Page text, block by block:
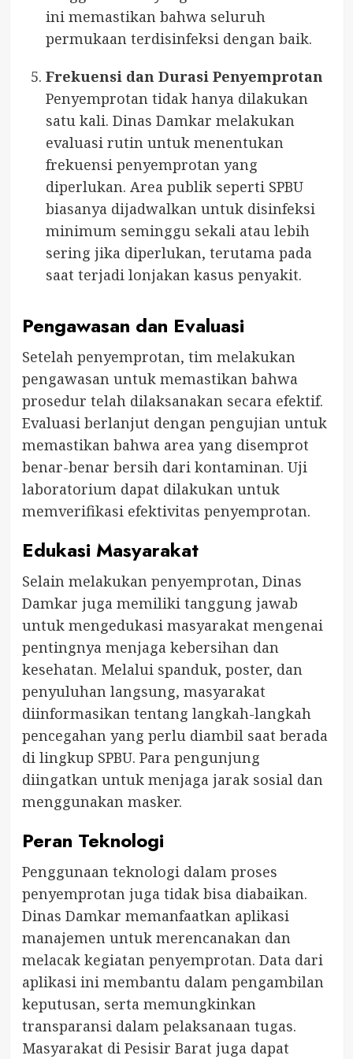
ini memastikan bahwa seluruh
permukaan terdisinfeksi dengan baik.
Frekuensi dan Durasi Penyemprotan
Penyemprotan tidak hanya dilakukan
satu kali. Dinas Damkar melakukan
evaluasi rutin untuk menentukan
frekuensi penyemprotan yang
diperlukan. Area publik seperti SPBU
biasanya dijadwalkan untuk disinfeksi
minimum seminggu sekali atau lebih
sering jika diperlukan, terutama pada
saat terjadi lonjakan kasus penyakit.
Pengawasan dan Evaluasi
Setelah penyemprotan, tim melakukan
pengawasan untuk memastikan bahwa
prosedur telah dilaksanakan secara efektif.
Evaluasi berlanjut dengan pengujian untuk
memastikan bahwa area yang disemprot
benar-benar bersih dari kontaminan. Uji
laboratorium dapat dilakukan untuk
memverifikasi efektivitas penyemprotan.
Edukasi Masyarakat
Selain melakukan penyemprotan, Dinas
Damkar juga memiliki tanggung jawab
untuk mengedukasi masyarakat mengenai
pentingnya menjaga kebersihan dan
kesehatan. Melalui spanduk, poster, dan
penyuluhan langsung, masyarakat
diinformasikan tentang langkah-langkah
pencegahan yang perlu diambil saat berada
di lingkup SPBU. Para pengunjung
diingatkan untuk menjaga jarak sosial dan
menggunakan masker.
Peran Teknologi
Penggunaan teknologi dalam proses
penyemprotan juga tidak bisa diabaikan.
Dinas Damkar memanfaatkan aplikasi
manajemen untuk merencanakan dan
melacak kegiatan penyemprotan. Data dari
aplikasi ini membantu dalam pengambilan
keputusan, serta memungkinkan
transparansi dalam pelaksanaan tugas.
Masyarakat di Pesisir Barat juga dapat